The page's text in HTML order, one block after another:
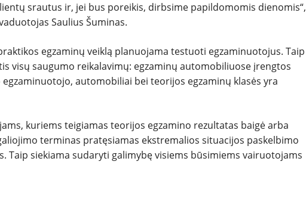
srautus ir, jei bus poreikis, dirbsime papildomomis dienomis“,
Saulius Šuminas.
egzaminų veiklą planuojama testuoti egzaminuotojus. Taip
visų saugumo reikalavimų: egzaminų automobiliuose įrengtos
automobiliai bei teorijos egzaminų klasės yra
kuriems teigiamas teorijos egzamino rezultatas baigė arba
terminas pratęsiamas ekstremalios situacijos paskelbimo
Taip siekiama sudaryti galimybę visiems būsimiems vairuotojams